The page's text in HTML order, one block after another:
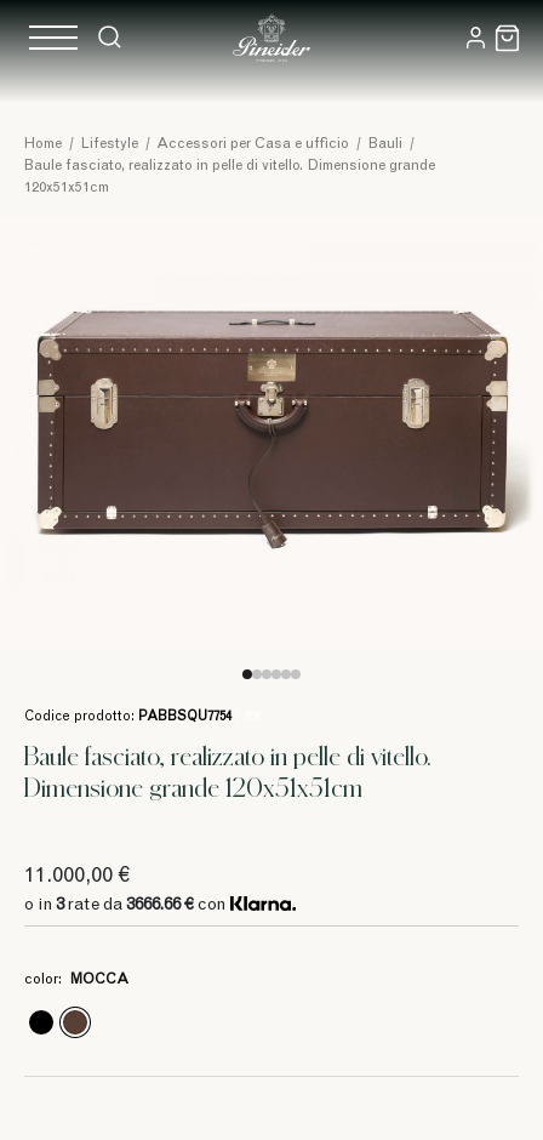
Home / Lifestyle / Accessori per Casa e ufficio / Bauli
/
Baule fasciato, realizzato in pelle di vitello. Dimensione grande
120x51x51cm
Codice prodotto: PABBSQU7754
Baule fasciato, realizzato in pelle di vitello.
Dimensione grande 120x51x51cm
11.000,00 €
o in 3rate da 3666.66 € con
color: MOCCA